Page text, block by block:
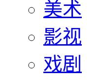
美术
影视
戏剧